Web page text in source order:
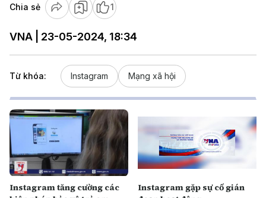
Chia sẻ 1
VNA | 23-05-2024, 18:34
Từ khóa: Instagram Mạng xã hội
Instagram tăng cường các
Instagram gặp sự cố gián